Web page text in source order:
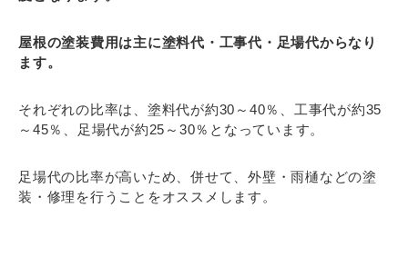
屋根の塗装費用は主に塗料代・工事代・足場代からなり
ます。
それぞれの比率は、塗料代が約30～40％、工事代が約35
～45％、足場代が約25～30％となっています。
足場代の比率が高いため、併せて、外壁・雨樋などの塗
装・修理を行うことをオススメします。